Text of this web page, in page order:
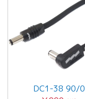
DC1-38 90/0